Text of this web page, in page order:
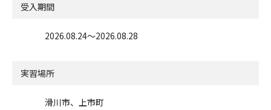
受入期間
2026.08.24〜2026.08.28
実習場所
滑川市、上市町